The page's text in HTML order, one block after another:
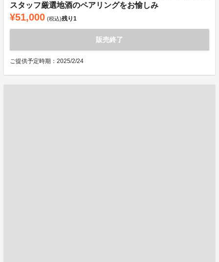
スタッフ厳選地酒のペアリングをお愉しみ
¥51,000 (税込)残り1
販売終了
ご提供予定時期：2025/2/24